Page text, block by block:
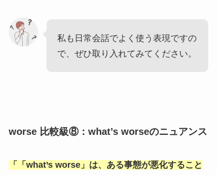
私も日常会話でよく使う表現ですの
で、ぜひ取り入れてみてください。
worse 比較級⑧：what’s worseのニュアンス
「 「what’s worse」は、ある事態が悪化すること